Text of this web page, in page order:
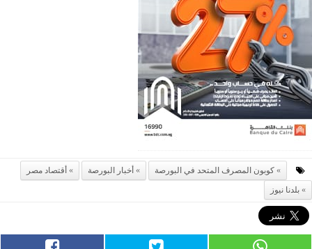
كوبون المصرف المتحد في البورصة أخبار البورصة
أقتصاد مصر
بلدنا نيوز